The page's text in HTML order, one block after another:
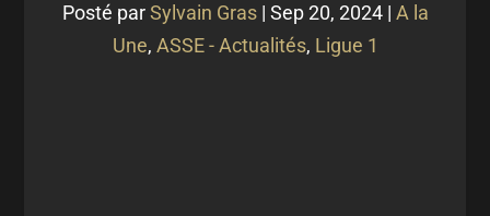
Posté parSylvain Gras| Sep 20, 2024| A la
Une, ASSE - Actualités, Ligue 1